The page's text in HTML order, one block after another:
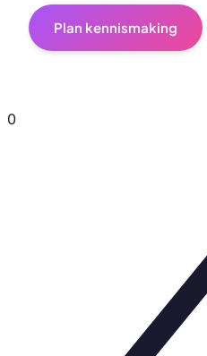
Plan kennismaking
0